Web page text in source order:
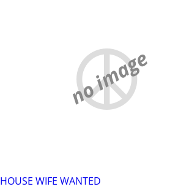
no image
HOUSE WIFE WANTED